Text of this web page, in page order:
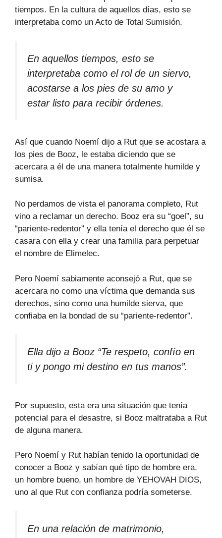
tiempos. En la cultura de aquellos días, esto se
interpretaba como un Acto de Total Sumisión.
En aquellos tiempos, esto se
interpretaba como el rol de un siervo,
acostarse a los pies de su amo y
estar listo para recibir órdenes.
Así que cuando Noemí dijo a Rut que se acostara a
los pies de Booz, le estaba diciendo que se
acercara a él de una manera totalmente humilde y
sumisa.
No perdamos de vista el panorama completo, Rut
vino a reclamar un derecho. Booz era su “goel”, su
“pariente-redentor” y ella tenía el derecho que él se
casara con ella y crear una familia para perpetuar
el nombre de Elimelec.
Pero Noemí sabiamente aconsejó a Rut, que se
acercara no como una víctima que demanda sus
derechos, sino como una humilde sierva, que
confiaba en la bondad de su “pariente-redentor”.
Ella dijo a Booz “Te respeto, confío en
ti y pongo mi destino en tus manos”.
Por supuesto, esta era una situación que tenía
potencial para el desastre, si Booz maltrataba a Rut
de alguna manera.
Pero Noemí y Rut habían tenido la oportunidad de
conocer a Booz y sabían qué tipo de hombre era,
un hombre bueno, un hombre de YEHOVAH DIOS,
uno al que Rut con confianza podría someterse.
En una relación de matrimonio,